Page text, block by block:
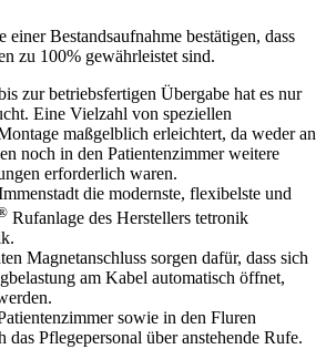
Bestandsaufnahme bestätigen, dass
zu 100% gewährleistet sind.
zur betriebsfertigen Übergabe hat es nur
Eine Vielzahl von speziellen
maßgelblich erleichtert, da weder an
noch in den Patientenzimmer weitere
erforderlich waren.
die modernste, flexibelste und
Rufanlage des Herstellers tetronik
Magnetanschluss sorgen dafür, dass sich
am Kabel automatisch öffnet,
sowie in den Fluren
das Pflegepersonal über anstehende Rufe.